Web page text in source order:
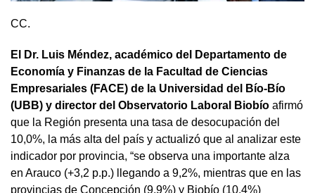
CC.
El Dr. Luis Méndez, académico del Departamento de
Economía y Finanzas de la Facultad de Ciencias
Empresariales (FACE) de la Universidad del Bío-Bío
(UBB) y director del Observatorio Laboral Biobío afirmó
que la Región presenta una tasa de desocupación del
10,0%, la más alta del país y actualizó que al analizar este
indicador por provincia, “se observa una importante alza
en Arauco (+3,2 p.p.) llegando a 9,2%, mientras que en las
provincias de Concepción (9,9%) y Biobío (10,4%)